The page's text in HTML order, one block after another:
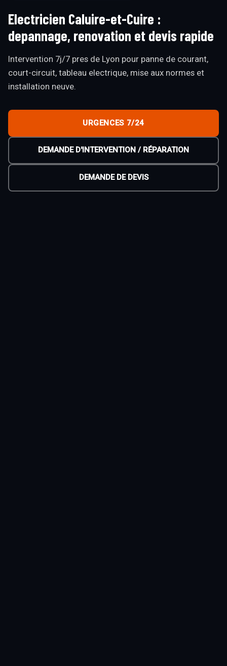
Electricien Caluire-et-Cuire :
depannage, renovation et devis rapide
Intervention 7j/7 pres de Lyon pour panne de courant,
court-circuit, tableau electrique, mise aux normes et
installation neuve.
URGENCES 7/24
DEMANDE D'INTERVENTION / RÉPARATION
DEMANDE DE DEVIS